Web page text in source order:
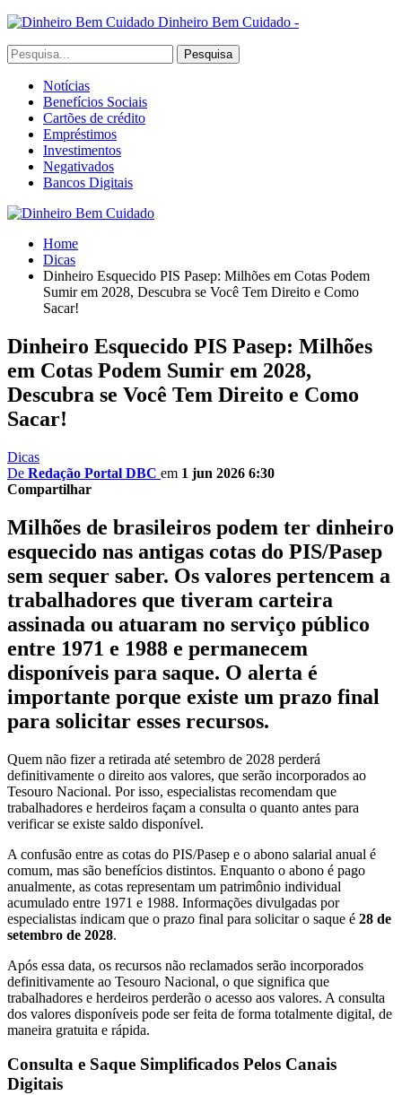
Dinheiro Bem Cuidado -
Notícias
Benefícios Sociais
Cartões de crédito
Empréstimos
Investimentos
Negativados
Bancos Digitais
Home
Dicas
Dinheiro Esquecido PIS Pasep: Milhões em Cotas Podem
Sumir em 2028, Descubra se Você Tem Direito e Como
Sacar!
Dinheiro Esquecido PIS Pasep: Milhões
em Cotas Podem Sumir em 2028,
Descubra se Você Tem Direito e Como
Sacar!
Dicas
De Redação Portal DBC em 1 jun 2026 6:30
Compartilhar
Milhões de brasileiros podem ter dinheiro
esquecido nas antigas cotas do PIS/Pasep
sem sequer saber. Os valores pertencem a
trabalhadores que tiveram carteira
assinada ou atuaram no serviço público
entre 1971 e 1988 e permanecem
disponíveis para saque. O alerta é
importante porque existe um prazo final
para solicitar esses recursos.
Quem não fizer a retirada até setembro de 2028 perderá
definitivamente o direito aos valores, que serão incorporados ao
Tesouro Nacional. Por isso, especialistas recomendam que
trabalhadores e herdeiros façam a consulta o quanto antes para
verificar se existe saldo disponível.
A confusão entre as cotas do PIS/Pasep e o abono salarial anual é
comum, mas são benefícios distintos. Enquanto o abono é pago
anualmente, as cotas representam um patrimônio individual
acumulado entre 1971 e 1988. Informações divulgadas por
especialistas indicam que o prazo final para solicitar o saque é 28 de
setembro de 2028.
Após essa data, os recursos não reclamados serão incorporados
definitivamente ao Tesouro Nacional, o que significa que
trabalhadores e herdeiros perderão o acesso aos valores. A consulta
dos valores disponíveis pode ser feita de forma totalmente digital, de
maneira gratuita e rápida.
Consulta e Saque Simplificados Pelos Canais
Digitais